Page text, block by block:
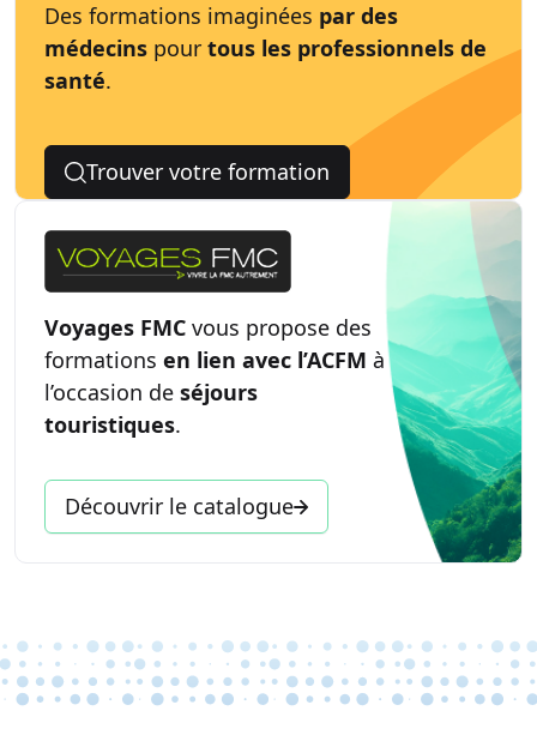
Des formations imaginées par des
médecins pour tous les professionnels de
santé.
Trouver votre formation
Voyages FMC vous propose des
formations en lien avec l’ACFM à
l’occasion de séjours
touristiques.
Découvrir le catalogue